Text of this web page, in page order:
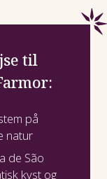
til
på
natur
de São
kyst og